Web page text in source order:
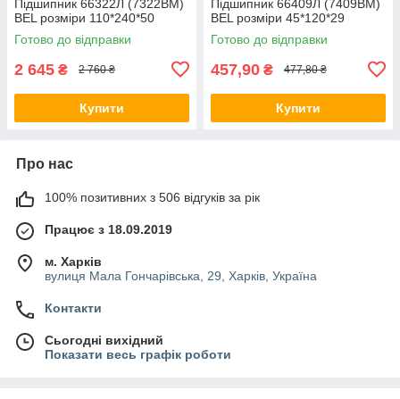
Підшипник 66322Л (7322BM)
BEL розміри 110*240*50
Готово до відправки
2 645 ₴ 2 760 ₴
Купити
Підшипник 66409Л (7409ВМ)
BEL розміри 45*120*29
Готово до відправки
457,90 ₴ 477,80 ₴
Купити
Про нас
100% позитивних з 506 відгуків за рік
Працює з 18.09.2019
м. Харків
вулиця Мала Гончарівська, 29, Харків, Україна
Контакти
Сьогодні вихідний
Показати весь графік роботи